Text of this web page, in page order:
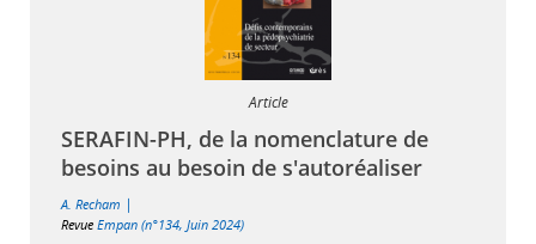
Article
SERAFIN-PH, de la nomenclature de
besoins au besoin de s'autoréaliser
A. Recham |
Revue Empan (n°134, Juin 2024)